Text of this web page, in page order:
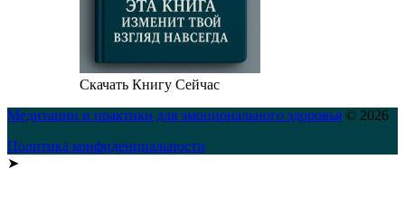
Скачать Книгу Сейчас
Медитации и практики для эмоционального здоровья © 2026
Политика конфиденциальности
➤